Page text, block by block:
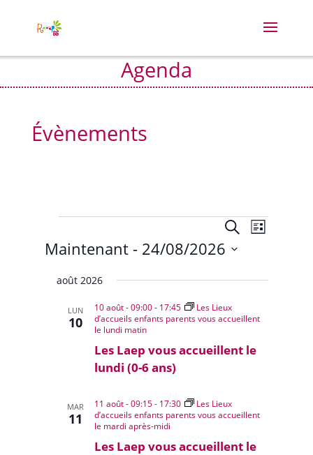
Agenda
Évènements
Évènements Recherche
et
navigation
de
Recherche
de
Liste
Maintenant - 24/08/2026
une
date.
août 2026
LUN
10
Les Laep vous accueillent le
lundi (0-6 ans)
10 août - 09:00- 17:45
Les Lieux
d’accueils enfants parents vous accueillent
le lundi matin
MAR
11
Les Laep vous accueillent le
11 août - 09:15- 17:30
Les Lieux
d’accueils enfants parents vous accueillent
le mardi après-midi